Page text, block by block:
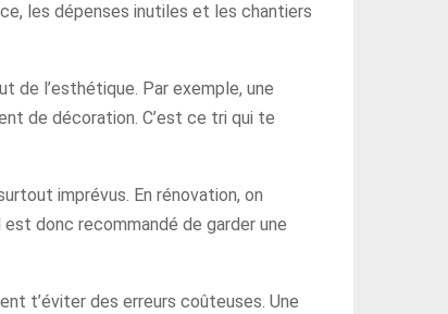
les dépenses inutiles et les chantiers
de l’esthétique. Par exemple, une
de décoration. C’est ce tri qui te
imprévus. En rénovation, on
donc recommandé de garder une
t’éviter des erreurs coûteuses. Une